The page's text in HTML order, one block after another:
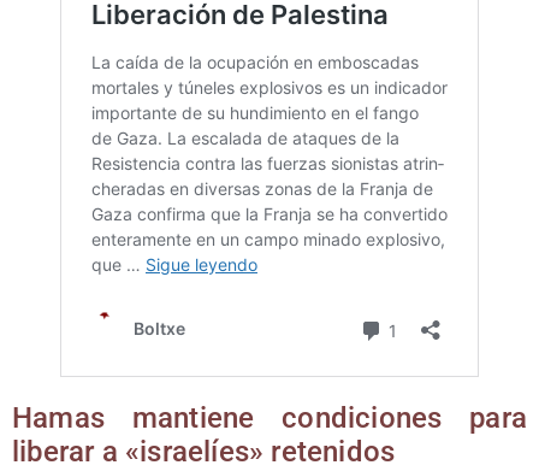
Hamas man­tie­ne con­di­cio­nes para
libe­rar a «israe­líes» retenidos